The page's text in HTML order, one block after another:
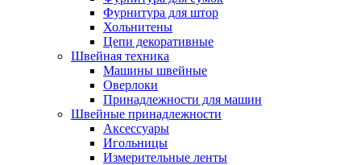
Фурнитура для штор
Хольнитены
Цепи декоративные
Швейная техника
Машины швейные
Оверлоки
Принадлежности для машин
Швейные принадлежности
Аксессуары
Игольницы
Измерительные ленты